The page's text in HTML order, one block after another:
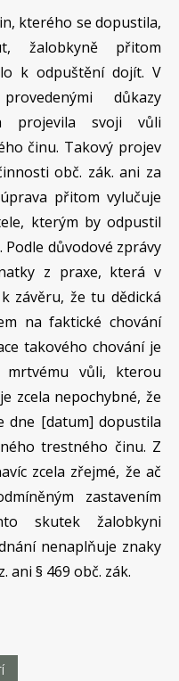
kterého se dopustila,
žalobkyně přitom
k odpuštění dojít. V
důkazy
projevila svoji vůli
činu. Takový projev
obč. zák. ani za
přitom vylučuje
kterým by odpustil
Podle důvodové zprávy
z praxe, která v
závěru, že tu dědická
na faktické chování
takového chování je
mrtvému vůli, kterou
zcela nepochybné, že
dne [datum] dopustila
trestného činu. Z
zcela zřejmé, že ač
zastavením
skutek žalobkyni
nenaplňuje znaky
ani § 469 obč. zák.